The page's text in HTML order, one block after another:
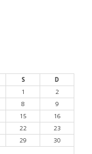
S
D
1
2
8
9
15
16
22
23
29
30